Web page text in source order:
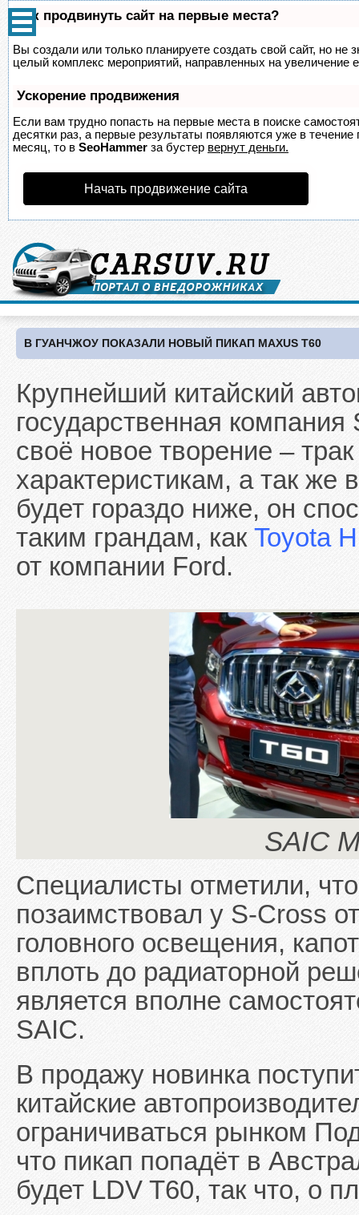
Как продвинуть сайт на первые места?
Вы создали или только планируете создать свой сайт, но не
целый комплекс мероприятий, направленных на увеличение
Ускорение продвижения
Если вам трудно попасть на первые места в поиске
десятки раз, а первые результаты появляются уже в
месяц, то в SeoHammer за бустер вернут деньги.
Начать продвижение сайта
В ГУАНЧЖОУ ПОКАЗАЛИ НОВЫЙ ПИКАП MAXUS T60
Крупнейший китайский
государственная
своё новое творение –
характеристикам, а так же
будет гораздо ниже, он
таким грандам, как Toyota
от компании Ford.
SAIC
Специалисты отметили,
позаимствовал у S-Cross
головного освещения,
вплоть до радиаторной
является вполне
SAIC.
В продажу новинка
китайские
ограничиваться рынком
что пикап попадёт в
будет LDV T60, так что, о